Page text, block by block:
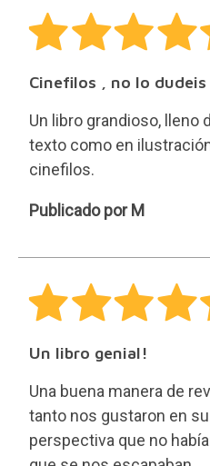
Cinefilos , no lo dudeis
Un libro grandioso, lleno
texto como en
cinefilos.
M
Publicado por M
Un libro genial!
Una buena manera de
tanto nos gustaron en
perspectiva que no